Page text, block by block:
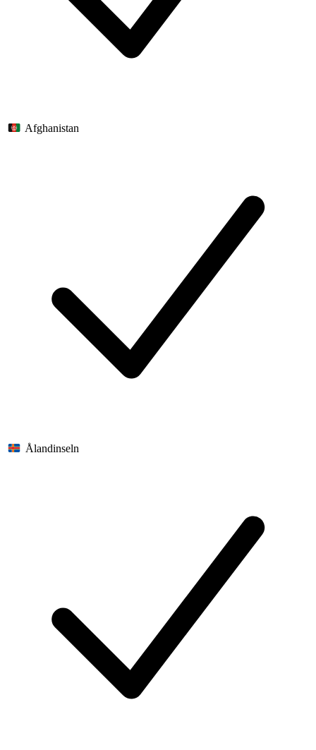
Afghanistan
Ålandinseln